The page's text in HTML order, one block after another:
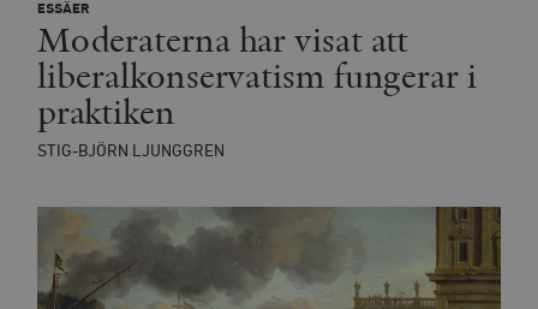
ESSÄER
Moderaterna har visat att
liberalkonservatism fungerar i
praktiken
STIG-BJÖRN LJUNGGREN